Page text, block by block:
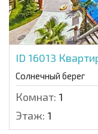
ID 16013
Солнечный берег
Комнат: 1
Этаж: 1